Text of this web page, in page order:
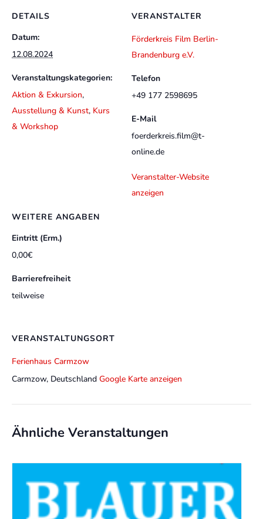
DETAILS
Datum:
12.08.2024
Veranstaltungskategorien:
Aktion & Exkursion,
Ausstellung & Kunst, Kurs
& Workshop
VERANSTALTER
Förderkreis Film Berlin-
Brandenburg e.V.
Telefon
+49 177 2598695
E-Mail
foerderkreis.film@t-
online.de
Veranstalter-Website
anzeigen
WEITERE ANGABEN
Eintritt (Erm.)
0,00€
Barrierefreiheit
teilweise
VERANSTALTUNGSORT
Ferienhaus Carmzow
Carmzow, Deutschland Google Karte anzeigen
Ähnliche Veranstaltungen